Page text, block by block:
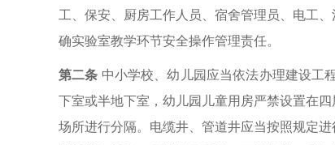
工、保安、厨房工作人员、宿舍管理员、电工
确实验室教学环节安全操作管理责任。
第二条 中小学校、幼儿园应当依法办理建设工
下室或半地下室，幼儿园儿童用房严禁设置在
场所进行分隔。电缆井、管道井应当按照规定